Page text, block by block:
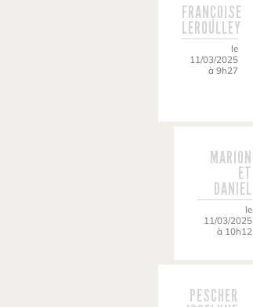
FRANÇOISE
LEROULLEY
le
11/03/2025
à 9h27
MARION
ET
DANIEL
le
11/03/2025
à 10h12
PESCHER